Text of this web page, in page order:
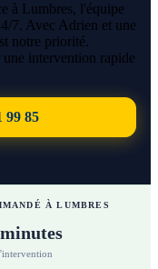
à Lumbres, l'équipe
7. Avec Adrien et une
notre priorité.
intervention rapide
99 85
À LUMBRES